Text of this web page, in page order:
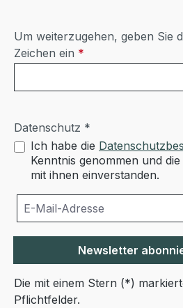
Um weiterzugehen, geben Sie
Zeichen ein *
Datenschutz *
Ich habe die
Kenntnis genommen und die
mit ihnen einverstanden.
Newsletter
Die mit einem Stern (*)
Pflichtfelder.